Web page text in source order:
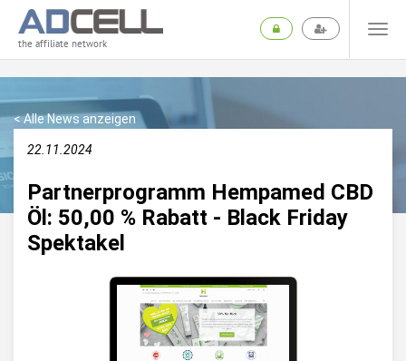
the affiliate network
< Alle News anzeigen
22.11.2024
Partnerprogramm Hempamed CBD
Öl: 50,00 % Rabatt - Black Friday
Spektakel